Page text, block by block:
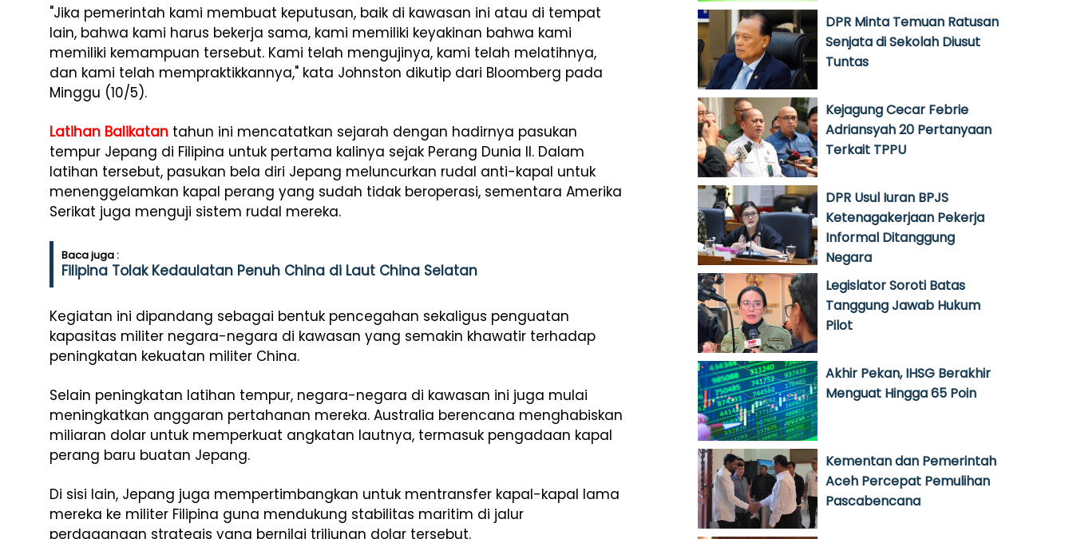
"Jika pemerintah kami membuat keputusan, baik di kawasan ini atau di tempat
lain, bahwa kami harus bekerja sama, kami memiliki keyakinan bahwa kami
memiliki kemampuan tersebut. Kami telah mengujinya, kami telah melatihnya,
dan kami telah mempraktikkannya," kata Johnston dikutip dari Bloomberg pada
Minggu (10/5).
Latihan Balikatan tahun ini mencatatkan sejarah dengan hadirnya pasukan
tempur Jepang di Filipina untuk pertama kalinya sejak Perang Dunia II. Dalam
latihan tersebut, pasukan bela diri Jepang meluncurkan rudal anti-kapal untuk
menenggelamkan kapal perang yang sudah tidak beroperasi, sementara Amerika
Serikat juga menguji sistem rudal mereka.
Baca juga :
Filipina Tolak Kedaulatan Penuh China di Laut China Selatan
Kegiatan ini dipandang sebagai bentuk pencegahan sekaligus penguatan
kapasitas militer negara-negara di kawasan yang semakin khawatir terhadap
peningkatan kekuatan militer China.
Selain peningkatan latihan tempur, negara-negara di kawasan ini juga mulai
meningkatkan anggaran pertahanan mereka. Australia berencana menghabiskan
miliaran dolar untuk memperkuat angkatan lautnya, termasuk pengadaan kapal
perang baru buatan Jepang.
Di sisi lain, Jepang juga mempertimbangkan untuk mentransfer kapal-kapal lama
mereka ke militer Filipina guna mendukung stabilitas maritim di jalur
perdagangan strategis yang bernilai triliunan dolar tersebut.
DPR Minta Temuan Ratusan
Senjata di Sekolah Diusut
Tuntas
Kejagung Cecar Febrie
Adriansyah 20 Pertanyaan
Terkait TPPU
DPR Usul Iuran BPJS
Ketenagakerjaan Pekerja
Informal Ditanggung
Negara
Legislator Soroti Batas
Tanggung Jawab Hukum
Pilot
Akhir Pekan, IHSG Berakhir
Menguat Hingga 65 Poin
Kementan dan Pemerintah
Aceh Percepat Pemulihan
Pascabencana